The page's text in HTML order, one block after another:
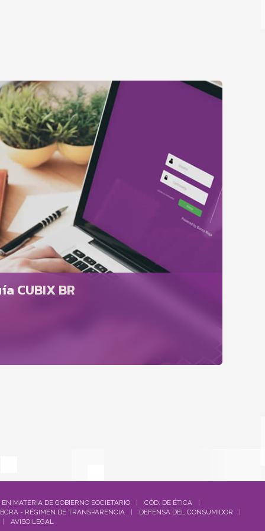
CUBIX BR
MATERIA DE GOBIERNO SOCIETARIO
CÓD. DE ÉTICA
BCRA - RÉGIMEN DE TRANSPARENCIA
DEFENSA DEL CONSUMIDOR
AVISO LEGAL